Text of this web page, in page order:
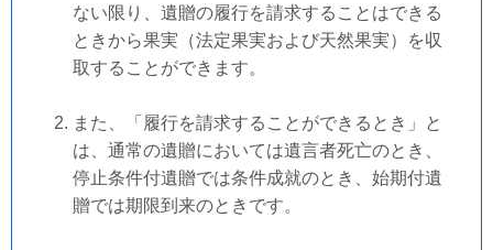
ない限り、遺贈の履行を請求することはできる
ときから果実（法定果実および天然果実）を収
取することができます。
また、「履行を請求することができるとき」と
は、通常の遺贈においては遺言者死亡のとき、
停止条件付遺贈では条件成就のとき、始期付遺
贈では期限到来のときです。